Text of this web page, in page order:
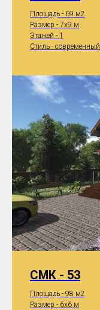
Площадь - 69 м2
Размер - 7x9 м
Этажей - 1
Стиль - современный
СМК - 53
Площадь - 98 м2
Размер - 6x6 м